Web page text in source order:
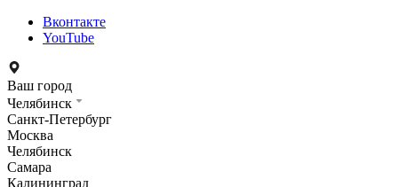
Вконтакте
YouTube
Ваш город
Челябинск
Санкт-Петербург
Москва
Челябинск
Самара
Калининград